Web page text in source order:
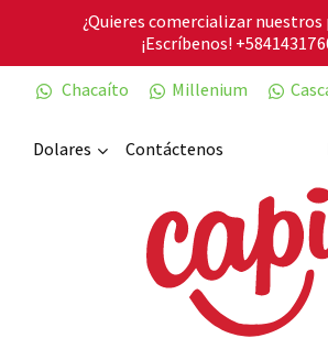
¿Quieres comercializar
¡Escríbenos!
Chacaíto
Millenium
Dolares Contáctenos